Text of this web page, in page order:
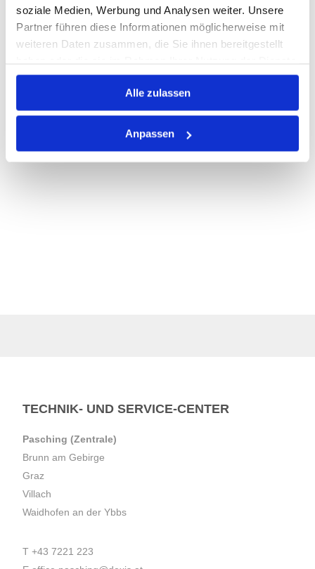
soziale Medien, Werbung und Analysen weiter. Unsere
Partner führen diese Informationen möglicherweise mit
weiteren Daten zusammen, die Sie ihnen bereitgestellt
gesammelt haben.
Alle zulassen
Anpassen
TECHNIK- UND SERVICE-CENTER
Pasching (Zentrale)
Brunn am Gebirge
Graz
Villach
Waidhofen an der Ybbs
T +43 7221 223